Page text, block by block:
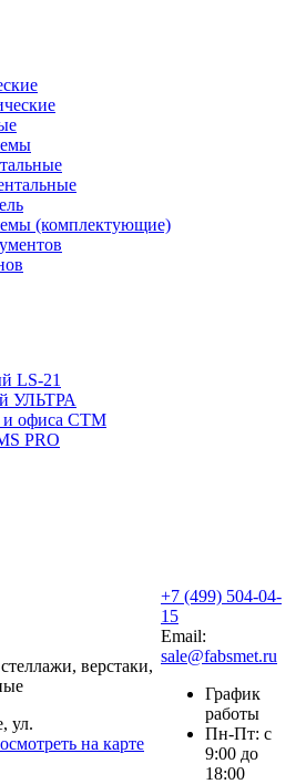
(комплектующие)
LS-21
УЛЬТРА
и офиса СТМ
PRO
верстаки,
ул.
на карте
+7 (499) 504-04-
15
Email:
sale@fabsmet.ru
График
работы
Пн-Пт: с
9:00 до
18:00